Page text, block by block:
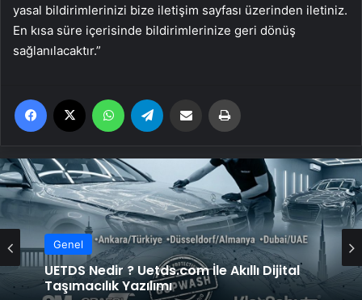
yasal bildirimlerinizi bize iletişim sayfası üzerinden iletiniz.
En kısa süre içerisinde bildirimlerinize geri dönüş
sağlanılacaktır.”
Facebook WhatsApp Email'den paylaş
Genel
UETDS Nedir ? Uetds.com İle Akıllı Dijital
Taşımacılık Yazılımı